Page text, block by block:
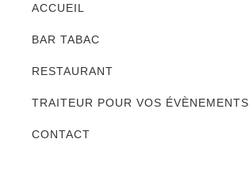
ACCUEIL
BAR TABAC
RESTAURANT
TRAITEUR POUR VOS ÉVÈNEMENTS
CONTACT